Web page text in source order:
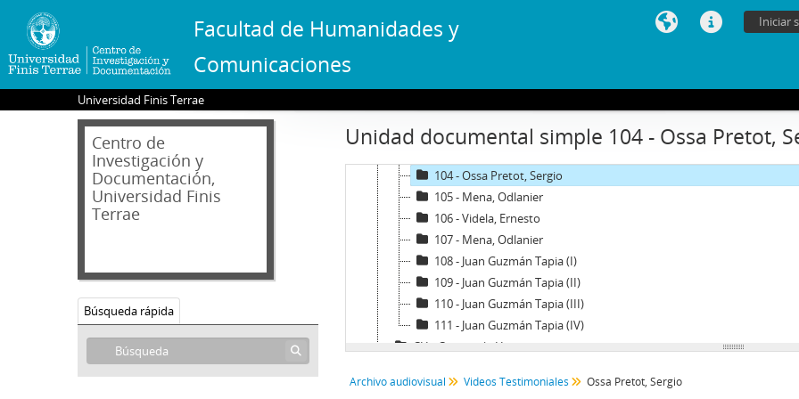
Facultad de Humanidades y
Comunicaciones
Iniciar
Universidad Finis Terrae
Centro de
Investigación y
Documentación,
Universidad Finis
Terrae
Búsqueda rápida
Unidad documental simple 104 - Ossa Pretot,
97 - Bitar, Sergio
98 - Chonchol, Jacques
100 - Ossa Pretot, Sergio
101 - Mena, Odlanier
102 - Silva Cimma, Enrique
104 - Ossa Pretot, Sergio
105 - Mena, Odlanier
106 - Videla, Ernesto
107 - Mena, Odlanier
108 - Juan Guzmán Tapia (I)
109 - Juan Guzmán Tapia (II)
110 - Juan Guzmán Tapia (III)
111 - Juan Guzmán Tapia (IV)
CH - Cita con la Historia
Archivo audiovisual Videos Testimoniales Ossa Pretot, Sergio